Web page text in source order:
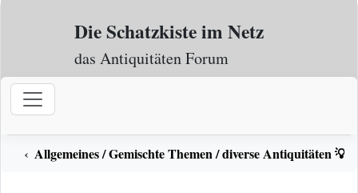
Zum Inhalt
Die Schatzkiste im Netz
das Antiquitäten Forum
Allgemeines / Gemischte Themen / diverse Antiquitäten 💡